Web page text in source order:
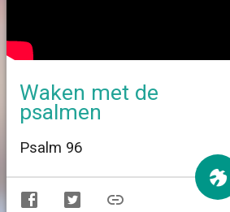
Waken met de
psalmen
Psalm 96